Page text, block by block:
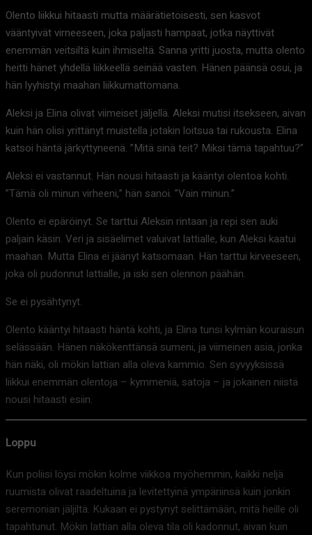
Olento liikkui hitaasti mutta määrätietoisesti, sen kasvot
vääntyivät virneeseen, joka paljasti hampaat, jotka näyttivät
enemmän veitsiltä kuin ihmiseltä. Sanna yritti juosta, mutta olento
heitti hänet yhdellä liikkeellä seinää vasten. Hänen päänsä osui, ja
hän lyyhistyi maahan liikkumattomana.
Aleksi ja Elina olivat viimeiset jäljellä. Aleksi mutisi itsekseen, aivan
kuin hän olisi yrittänyt muistella jotakin loitsua tai rukousta. Elina
katsoi häntä järkyttyneenä. ”Mitä sinä teit? Miksi tämä tapahtuu?”
Aleksi ei vastannut. Hän nousi hitaasti ja kääntyi olentoa kohti.
”Tämä oli minun virheeni,” hän sanoi. ”Vain minun.”
Olento ei epäröinyt. Se tarttui Aleksin rintaan ja repi sen auki
paljain käsin. Veri ja sisäelimet valuivat lattialle, kun Aleksi kaatui
maahan. Mutta Elina ei jäänyt katsomaan. Hän tarttui kirveeseen,
joka oli pudonnut lattialle, ja iski sen olennon päähän.
Se ei pysähtynyt.
Olento kääntyi hitaasti häntä kohti, ja Elina tunsi kylmän kouraisun
selässään. Hänen näkökenttänsä sumeni, ja viimeinen asia, jonka
hän näki, oli mökin lattian alla oleva kammio. Sen syvyyksissä
liikkui enemmän olentoja – kymmeniä, satoja – ja jokainen niistä
nousi hitaasti esiin.
Loppu
Kun poliisi löysi mökin kolme viikkoa myöhemmin, kaikki neljä
ruumista olivat raadeltuina ja levitettyinä ympäriinsä kuin jonkin
seremonian jäljiltä. Kukaan ei pystynyt selittämään, mitä heille oli
tapahtunut. Mökin lattian alla oleva tila oli kadonnut, aivan kuin